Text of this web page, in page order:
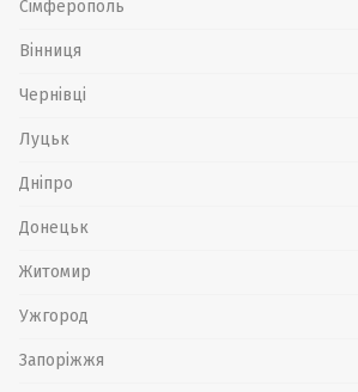
Сімферополь
Вінниця
Чернівці
Луцьк
Дніпро
Донецьк
Житомир
Ужгород
Запоріжжя